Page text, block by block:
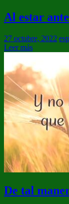
Al estar
27 octubre, 2022
Leer más
De tal